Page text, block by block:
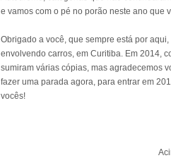
e vamos com o pé no porão neste ano que
Obrigado a você, que sempre está por
envolvendo carros, em Curitiba. Em 2014,
sumiram várias cópias, mas agradecemos
fazer uma parada agora, para entrar em
vocês!